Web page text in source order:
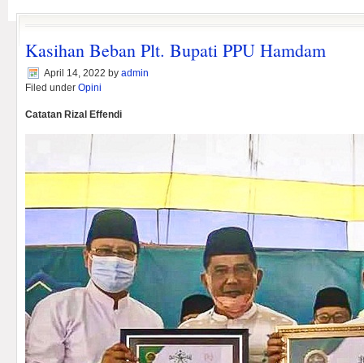
Kasihan Beban Plt. Bupati PPU Hamdam
April 14, 2022 by admin
Filed under Opini
Catatan Rizal Effendi